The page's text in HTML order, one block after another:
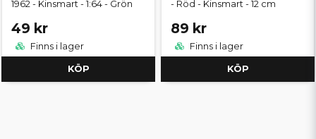
1962 - Kinsmart - 1:64 - Grön
49 kr
Finns i lager
KÖP
- Röd - Kinsmart - 12 cm
89 kr
Finns i lager
KÖP